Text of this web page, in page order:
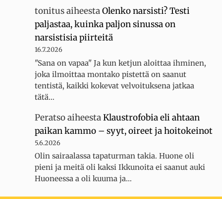
tonitusaiheestaOlenko narsisti? Testi
paljastaa, kuinka paljon sinussa on
narsistisia piirteitä
16.7.2026
"Sana on vapaa" Ja kun ketjun aloittaa ihminen,
joka ilmoittaa montako pistettä on saanut
tentistä, kaikki kokevat velvoituksena jatkaa
tätä…
PeratsoaiheestaKlaustrofobia eli ahtaan
paikan kammo – syyt, oireet ja hoitokeinot
5.6.2026
Olin sairaalassa tapaturman takia. Huone oli
pieni ja meitä oli kaksi Ikkunoita ei saanut auki
Huoneessa a oli kuuma ja…